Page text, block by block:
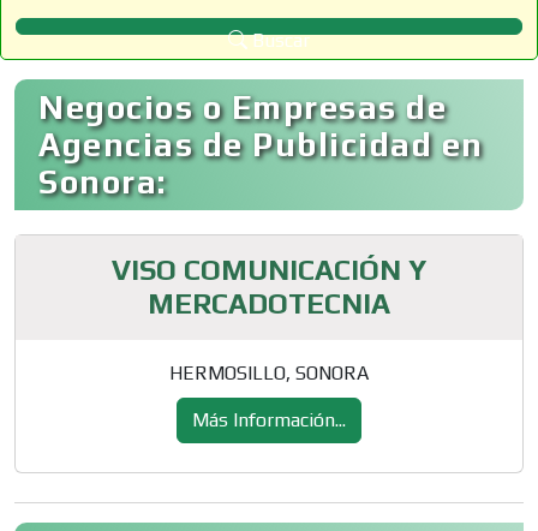
Buscar
Negocios o Empresas de
Agencias de Publicidad en
Sonora:
VISO COMUNICACIÓN Y
MERCADOTECNIA
HERMOSILLO, SONORA
Más Información...